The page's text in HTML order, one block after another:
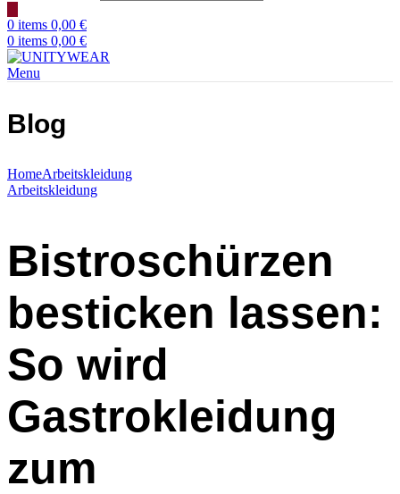
0 items 0,00 €
0 items 0,00 €
Menu
Blog
HomeArbeitskleidung
Arbeitskleidung
Bistroschürzen
besticken lassen:
So wird
Gastrokleidung
zum